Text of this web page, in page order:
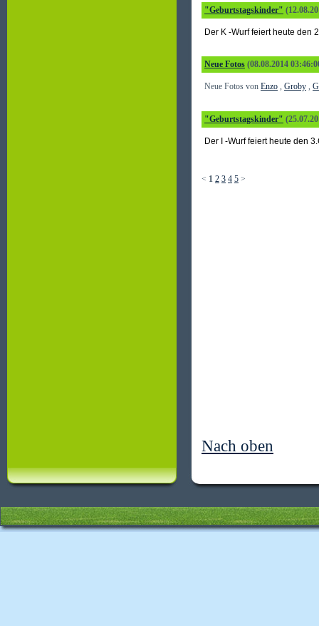
"Geburtstagskinder"
Der K -Wurf feiert heute den
Neue Fotos (08.08.2014
Neue Fotos von Enzo , Groby ,
"Geburtstagskinder"
Der I -Wurf feiert heute den
< 1 2 3 4 5 >
Nach oben